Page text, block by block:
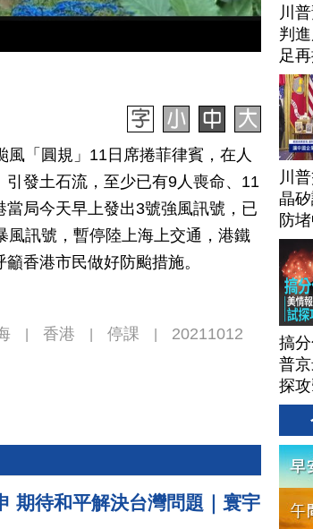
風「圓規」11日席捲菲律賓，在人
發土石流，至少已有9人喪命、11
局今天早上發出3號強風訊號，已
風訊號，暫停陸上海上交通，港鐵
香港市民做好防颱措施。
香港 停課 20211012
期待和平解決台灣問題｜寰宇
川
判
足
川
晶
防
搞分
普
探